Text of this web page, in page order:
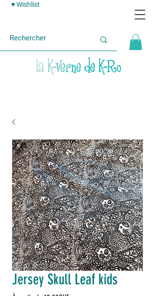
♥ Wishlist
Jersey Skull Leaf kids